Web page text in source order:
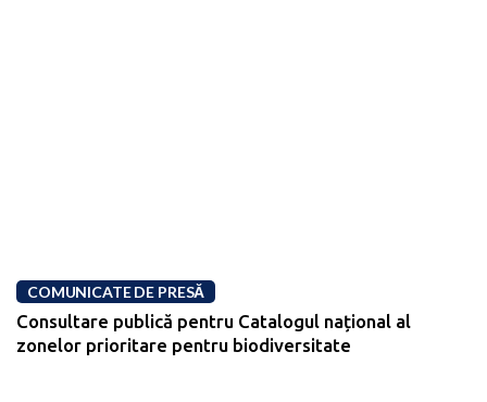
COMUNICATE DE PRESĂ
Consultare publică pentru Catalogul național al
zonelor prioritare pentru biodiversitate